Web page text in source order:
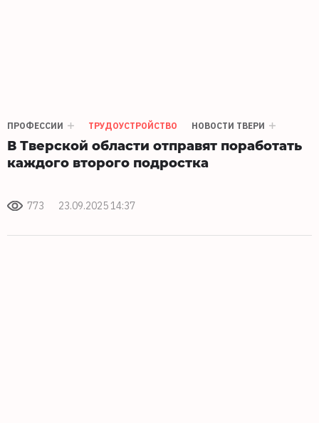
ПРОФЕССИИ ТРУДОУСТРОЙСТВО НОВОСТИ ТВЕРИ
В Тверской области отправят поработать
каждого второго подростка
773 23.09.2025 14:37